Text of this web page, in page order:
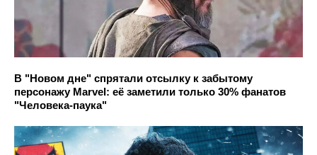
В "Новом дне" спрятали отсылку к забытому
персонажу Marvel: её заметили только 30% фанатов
"Человека-паука"